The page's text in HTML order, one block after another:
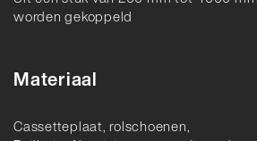
worden gekoppeld
Materiaal
Cassetteplaat, rolschoenen,